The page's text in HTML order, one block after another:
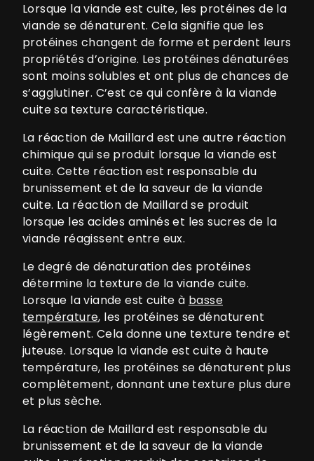
Lorsque la viande est cuite, les protéines de la
viande se dénaturent. Cela signifie que les
protéines changent de forme et perdent leurs
propriétés d’origine. Les protéines dénaturées
sont moins solubles et ont plus de chances de
s’agglutiner. C’est ce qui confère à la viande
cuite sa texture caractéristique.
La réaction de Maillard est une autre réaction
chimique qui se produit lorsque la viande est
cuite. Cette réaction est responsable du
brunissement et de la saveur de la viande
cuite. La réaction de Maillard se produit
lorsque les acides aminés et les sucres de la
viande réagissent entre eux.
Le degré de dénaturation des protéines
détermine la texture de la viande cuite.
Lorsque la viande est cuite à basse
température, les protéines se dénaturent
légèrement. Cela donne une texture tendre et
juteuse. Lorsque la viande est cuite à haute
température, les protéines se dénaturent plus
complètement, donnant une texture plus dure
et plus sèche.
La réaction de Maillard est responsable du
brunissement et de la saveur de la viande